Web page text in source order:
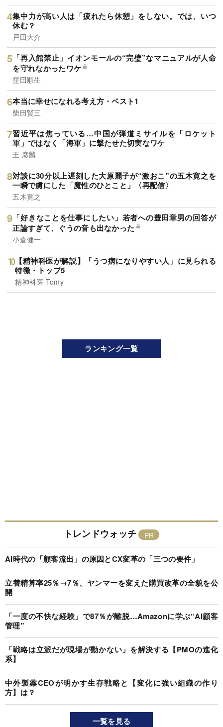
集中力が高い人は「疲れたら休憩」をしない。では、いつ
休む？
戸田大介
「再入館禁止」イオンモールの“完璧”なマニュアルが人命
を守れなかったワケ
窪田順生
本当に幸せになれる考え方・ベスト1
柴田賢三
習近平は焦っている…中国が弾道ミサイルを「ロケット
軍」ではなく「海軍」に撃たせた切実なワケ
王 彦麟
対談に30分以上遅刻した大原麗子が“激おこ”の五木寛之を
一瞬で虜にした「魔性のひとこと」〈再配信〉
五木寛之
「好きなことを仕事にしたい」若者への豊田章男の回答が
正論すぎて、ぐうの音も出なかった
小倉健一
【精神科医が解説】「うつ病になりやすい人」に見られる
特徴・トップ5
精神科医 Tomy
ランキング一覧
トレンドウォッチ
AI時代の「顧客流出」の原因とCX変革の「三つの要件」
立替精算率25％→7％、ヤンマーを変えた購買改革の全貌を公
開
「一度の不快な経験」で87％が離脱…Amazonに学ぶ“AI顧客
管理”
「戦略は立派だが現場が動かない」を解決する【PMOの進化
系】
中外製薬CEOが明かす生存戦略と【変化に強い組織の作り
方】は？
一覧を見る